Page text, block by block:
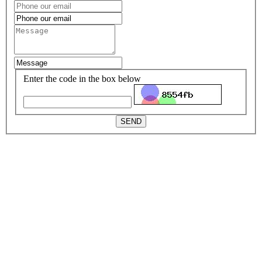
Enter the code in the box below
SEND